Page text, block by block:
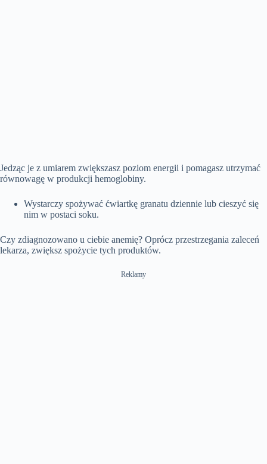
Jedząc je z umiarem zwiększasz poziom energii i pomagasz utrzymać
równowagę w produkcji hemoglobiny.
Wystarczy spożywać ćwiartkę granatu dziennie lub cieszyć się
nim w postaci soku.
Czy zdiagnozowano u ciebie anemię? Oprócz przestrzegania zaleceń
lekarza, zwiększ spożycie tych produktów.
Reklamy